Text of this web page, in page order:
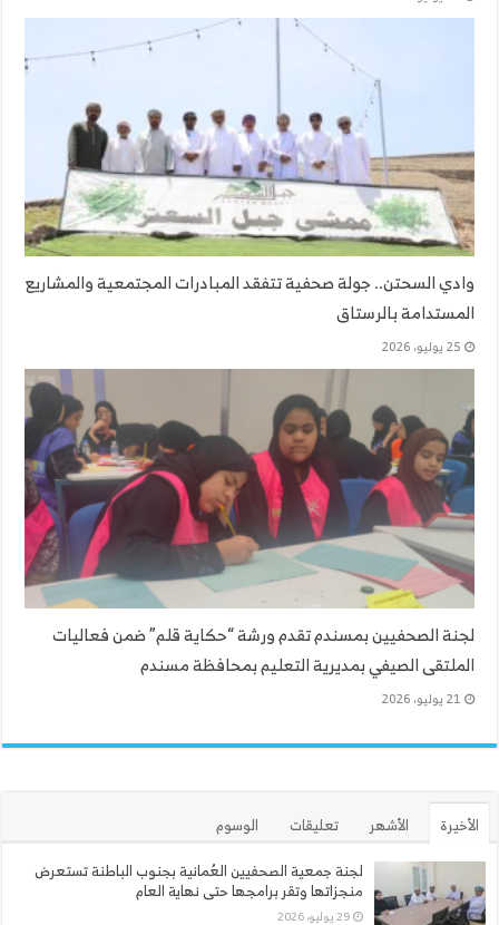
وادي السحتن.. جولة صحفية تتفقد المبادرات المجتمعية والمشاريع
المستدامة بالرستاق
25 يوليو، 2026
لجنة الصحفيين بمسندم تقدم ورشة “حكاية قلم” ضمن فعاليات
الملتقى الصيفي بمديرية التعليم بمحافظة مسندم
21 يوليو، 2026
الأخيرة الأشهر تعليقات
الوسوم
لجنة جمعية الصحفيين العُمانية بجنوب الباطنة تستعرض
منجزاتها وتقر برامجها حتى نهاية العام
29 يوليو، 2026